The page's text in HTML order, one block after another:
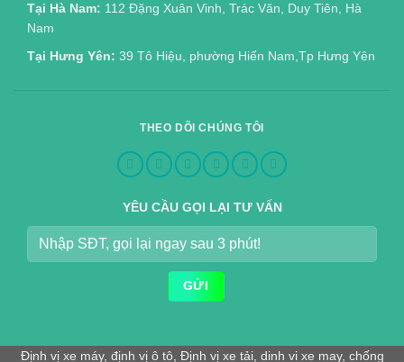
Tại Hà Nam: 112 Đặng Xuân Vinh, Trác Văn, Duy Tiên, Hà
Nam
Tại Hưng Yên: 39 Tô Hiệu, phường Hiến Nam,Tp Hưng Yên
THEO DÕI CHÚNG TÔI
YÊU CẦU GỌI LẠI TƯ VẤN
Định vị xe máy, định vị ô tô, Định vị xe tải, dinh vi xe may, chống